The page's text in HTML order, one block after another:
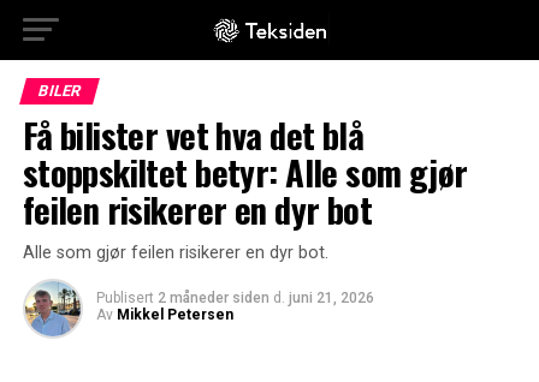
BILER
Få bilister vet hva det blå
stoppskiltet betyr: Alle som gjør
feilen risikerer en dyr bot
Alle som gjør feilen risikerer en dyr bot.
Publisert 2 måneder siden d. juni 21, 2026
Av Mikkel Petersen